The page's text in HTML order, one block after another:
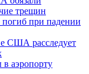
трещин
при падении
США расследует
аэропорту